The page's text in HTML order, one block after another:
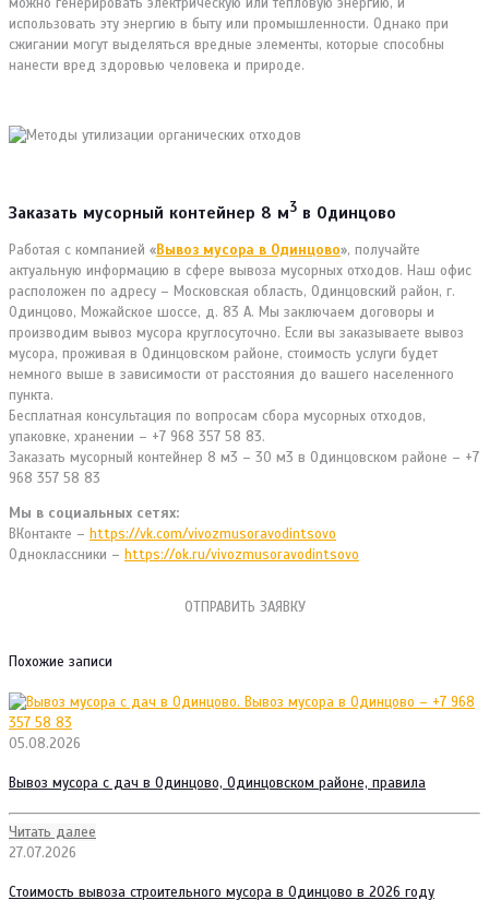
использовать эту энергию в быту или промышленности. Однако при
сжигании могут выделяться вредные элементы, которые способны
нанести вред здоровью человека и природе.
Заказать мусорный контейнер 8 м3 в Одинцово
Работая с компанией «Вывоз мусора в Одинцово», получайте
актуальную информацию в сфере вывоза мусорных отходов. Наш офис
расположен по адресу – Московская область, Одинцовский район, г.
Одинцово, Можайское шоссе, д. 83 А. Мы заключаем договоры и
производим вывоз мусора круглосуточно. Если вы заказываете вывоз
мусора, проживая в Одинцовском районе, стоимость услуги будет
немного выше в зависимости от расстояния до вашего населенного
пункта.
Бесплатная консультация по вопросам сбора мусорных отходов,
упаковке, хранении – +7 968 357 58 83.
Заказать мусорный контейнер 8 м3 – 30 м3 в Одинцовском районе – +7
968 357 58 83
Мы в социальных сетях:
ВКонтакте – https://vk.com/vivozmusoravodintsovo
Одноклассники – https://ok.ru/vivozmusoravodintsovo
ОТПРАВИТЬ ЗАЯВКУ
Похожие записи
05.08.2026
Вывоз мусора с дач в Одинцово, Одинцовском районе, правила
Читать далее
27.07.2026
Стоимость вывоза строительного мусора в Одинцово в 2026 году